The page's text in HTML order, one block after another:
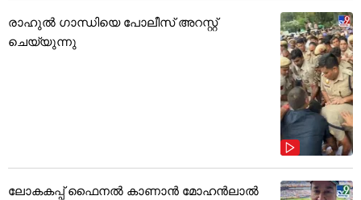
രാഹുൽ ഗാന്ധിയെ പോലീസ് അറസ്റ്റ്
ചെയ്യുന്നു
ലോകകപ്പ് ഫൈനൽ കാണാൻ മോഹൻലാൽ